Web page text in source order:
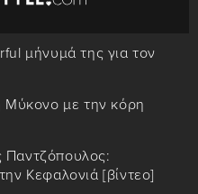
μήνυμά της για τον
Μύκονο με την κόρη
Κεφαλονιά [βίντεο]